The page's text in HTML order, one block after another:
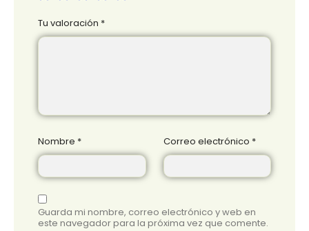
Tu valoración *
Nombre * Correo electrónico *
Guarda mi nombre, correo electrónico y web en
este navegador para la próxima vez que comente.